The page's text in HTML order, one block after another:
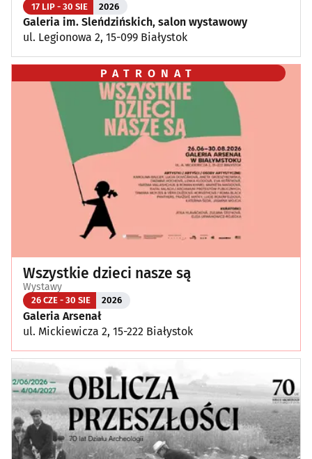
17 LIP - 30 SIE 2026
Galeria im. Sleńdzińskich, salon wystawowy
ul. Legionowa 2, 15-099 Białystok
PATRONAT
Wszystkie dzieci nasze są
Wystawy
26 CZE - 30 SIE 2026
Galeria Arsenał
ul. Mickiewicza 2, 15-222 Białystok